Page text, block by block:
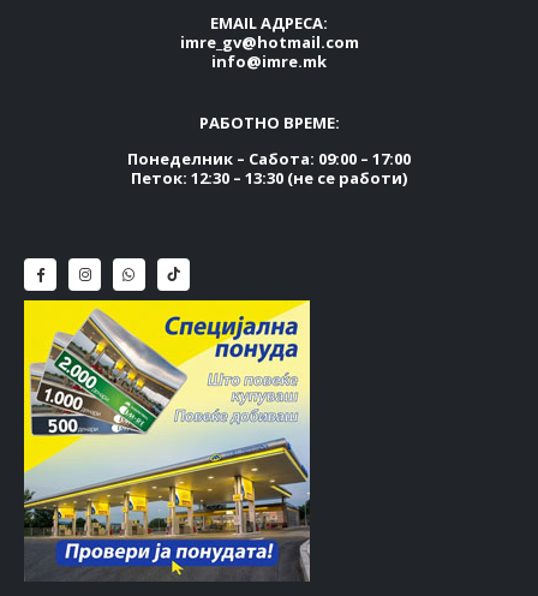
EMAIL АДРЕСА:
imre_gv@hotmail.com
info@imre.mk
РАБОТНО ВРЕМЕ:
Понеделник – Сабота: 09:00 – 17:00
Петок: 12:30 – 13:30 (не се работи)